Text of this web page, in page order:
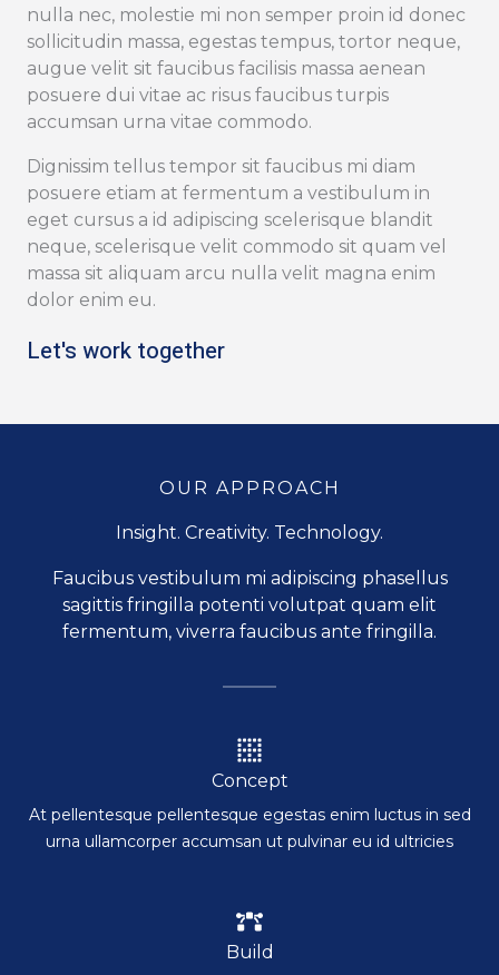
nulla nec, molestie mi non semper proin id donec
sollicitudin massa, egestas tempus, tortor neque,
augue velit sit faucibus facilisis massa aenean
posuere dui vitae ac risus faucibus turpis
accumsan urna vitae commodo.
Dignissim tellus tempor sit faucibus mi diam
posuere etiam at fermentum a vestibulum in
eget cursus a id adipiscing scelerisque blandit
neque, scelerisque velit commodo sit quam vel
massa sit aliquam arcu nulla velit magna enim
dolor enim eu.
Let's work together
OUR APPROACH
Insight. Creativity. Technology.
Faucibus vestibulum mi adipiscing phasellus
sagittis fringilla potenti volutpat quam elit
fermentum, viverra faucibus ante fringilla.
Concept
At pellentesque pellentesque egestas enim luctus in sed
urna ullamcorper accumsan ut pulvinar eu id ultricies
Build